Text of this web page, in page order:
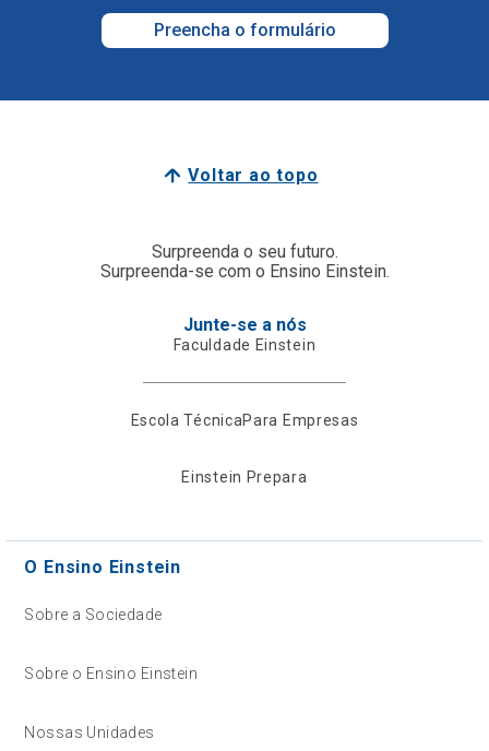
Preencha o formulário
Voltar ao topo
Surpreenda o seu futuro.
Surpreenda-se com o Ensino Einstein.
Junte-se a nós
Faculdade Einstein
Escola TécnicaPara Empresas
Einstein Prepara
O Ensino Einstein
Sobre a Sociedade
Sobre o Ensino Einstein
Nossas Unidades